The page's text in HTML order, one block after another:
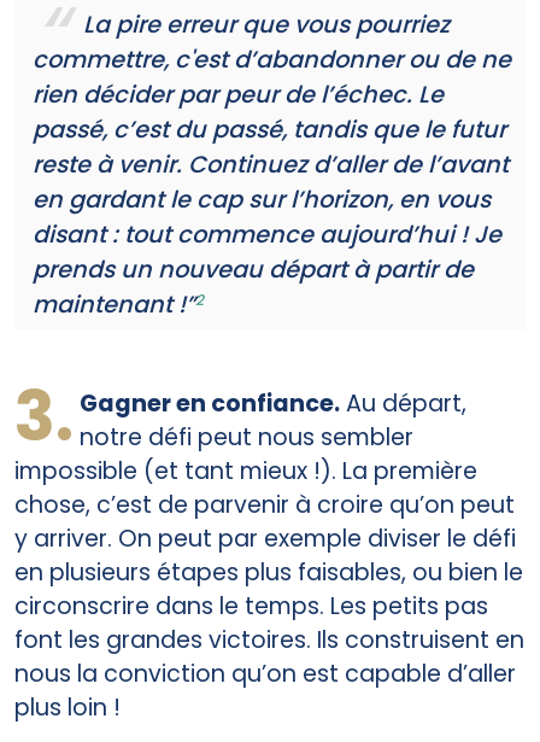
La pire erreur que vous pourriez
commettre, c'est d’abandonner ou de ne
rien décider par peur de l’échec. Le
passé, c’est du passé, tandis que le futur
reste à venir. Continuez d’aller de l’avant
en gardant le cap sur l’horizon, en vous
disant : tout commence aujourd’hui ! Je
prends un nouveau départ à partir de
maintenant !”2
3. Gagner en confiance.Au départ,
notre défi peut nous sembler
impossible (et tant mieux !). La première
chose, c’est de parvenir à croire qu’on peut
y arriver. On peut par exemple diviser le défi
en plusieurs étapes plus faisables, ou bien le
circonscrire dans le temps. Les petits pas
font les grandes victoires. Ils construisent en
nous la conviction qu’on est capable d’aller
plus loin !